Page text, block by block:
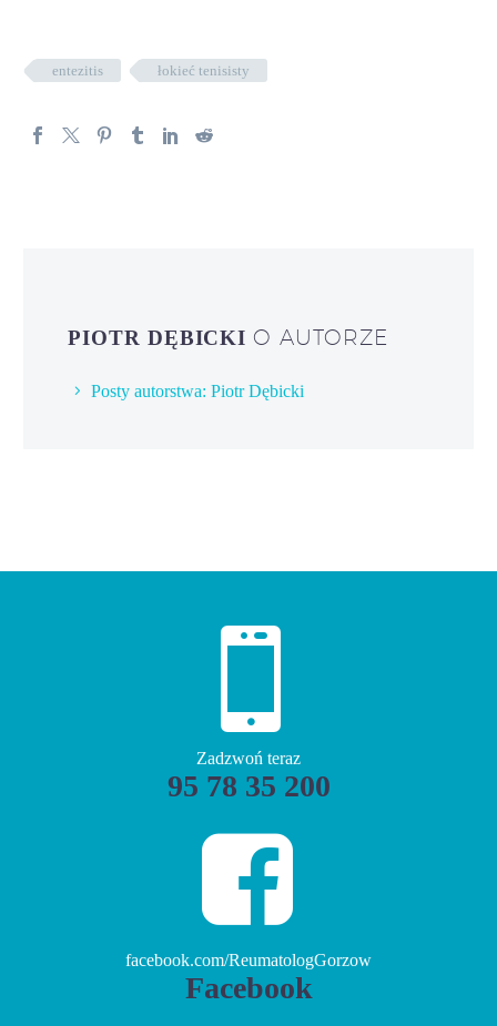
entezitis łokieć tenisisty
PIOTR DĘBICKI O AUTORZE
Posty autorstwa: Piotr Dębicki


Zadzwoń teraz
95 78 35 200


facebook.com/ReumatologGorzow
Facebook